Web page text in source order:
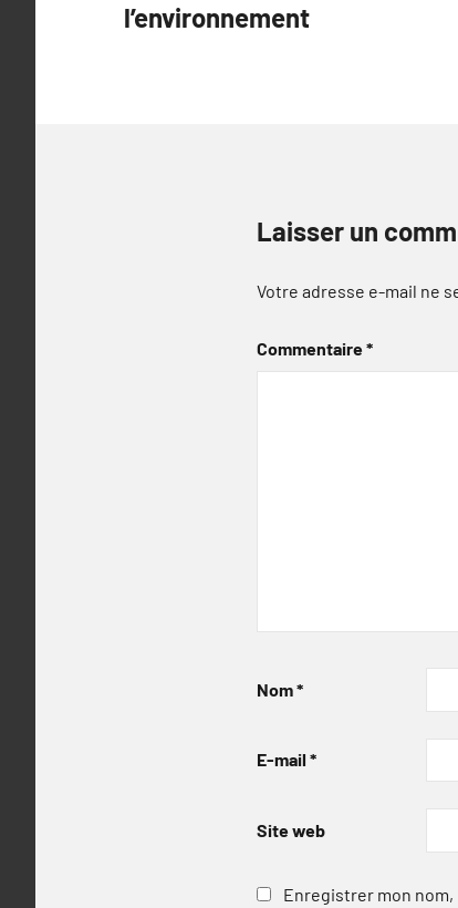
l’environnement
Laisser un
Votre adresse e-mail ne
Commentaire*
Nom*
E-mail *
Site web
Enregistrer mon nom,